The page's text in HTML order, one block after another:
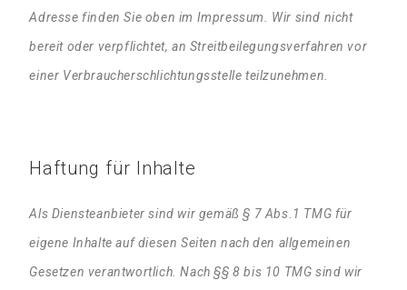
Adresse finden Sie oben im Impressum. Wir sind nicht
bereit oder verpflichtet, an Streitbeilegungsverfahren vor
einer Verbraucherschlichtungsstelle teilzunehmen.
Haftung für Inhalte
Als Diensteanbieter sind wir gemäß § 7 Abs.1 TMG für
eigene Inhalte auf diesen Seiten nach den allgemeinen
Gesetzen verantwortlich. Nach §§ 8 bis 10 TMG sind wir